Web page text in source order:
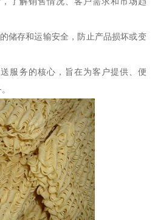
储存和运输安全，防止产品损坏或变
服务的核心，旨在为客户提供、便